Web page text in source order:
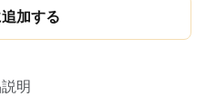
加する
明